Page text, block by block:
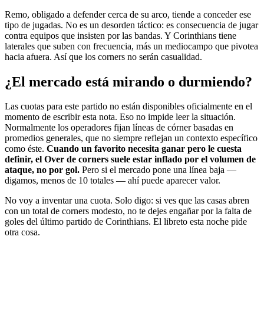
Remo, obligado a defender cerca de su arco, tiende a conceder ese
tipo de jugadas. No es un desorden táctico: es consecuencia de jugar
contra equipos que insisten por las bandas. Y Corinthians tiene
laterales que suben con frecuencia, más un mediocampo que pivotea
hacia afuera. Así que los corners no serán casualidad.
¿El mercado está mirando o durmiendo?
Las cuotas para este partido no están disponibles oficialmente en el
momento de escribir esta nota. Eso no impide leer la situación.
Normalmente los operadores fijan líneas de córner basadas en
promedios generales, que no siempre reflejan un contexto específico
como éste. Cuando un favorito necesita ganar pero le cuesta
definir, el Over de corners suele estar inflado por el volumen de
ataque, no por gol. Pero si el mercado pone una línea baja —
digamos, menos de 10 totales — ahí puede aparecer valor.
No voy a inventar una cuota. Solo digo: si ves que las casas abren
con un total de corners modesto, no te dejes engañar por la falta de
goles del último partido de Corinthians. El libreto esta noche pide
otra cosa.